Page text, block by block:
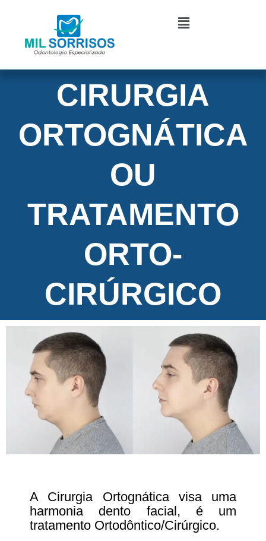
conteúdo
Menu
CIRURGIA
ORTOGNÁTICA
OU
TRATAMENTO
ORTO-
CIRÚRGICO
A Cirurgia Ortognática visa uma
harmonia dento facial, é um
tratamento Ortodôntico/Cirúrgico.